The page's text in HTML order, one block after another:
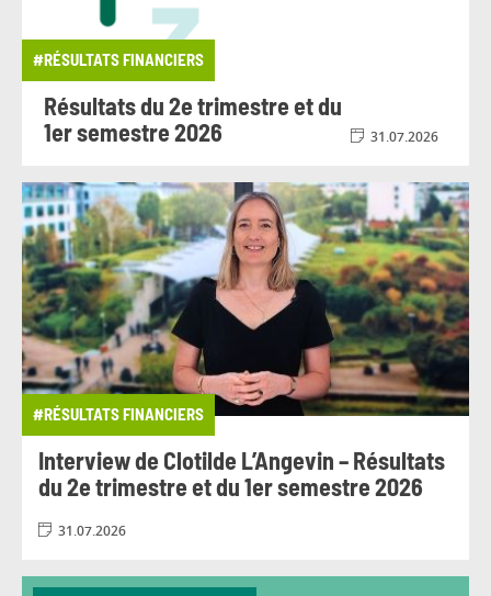
#RÉSULTATS FINANCIERS
Résultats du 2e trimestre et du
1er semestre 2026
31.07.2026
#RÉSULTATS FINANCIERS
Interview de Clotilde L’Angevin – Résultats
du 2e trimestre et du 1er semestre 2026
31.07.2026